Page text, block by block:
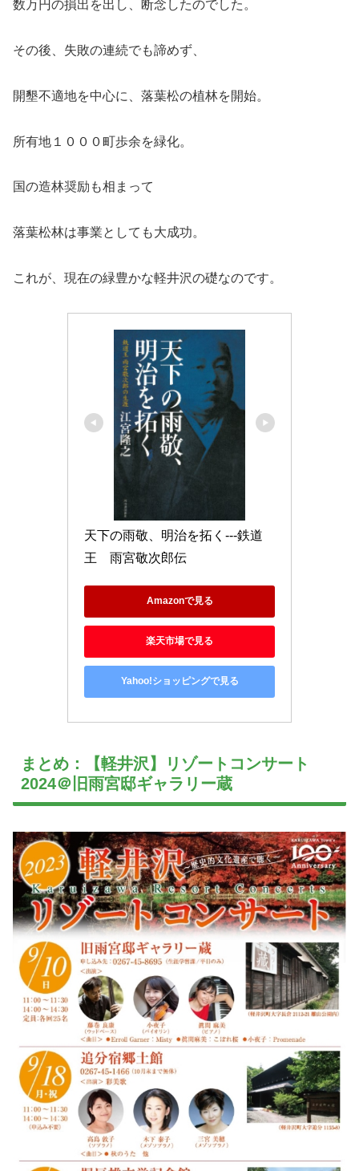
数万円の損出を出し、断念したのでした。
その後、失敗の連続でも諦めず、
開墾不適地を中心に、落葉松の植林を開始。
所有地１０００町歩余を緑化。
国の造林奨励も相まって
落葉松林は事業としても大成功。
これが、現在の緑豊かな軽井沢の礎なのです。
天下の雨敬、明治を拓く---鉄道
王　雨宮敬次郎伝
Amazonで見る
楽天市場で見る
Yahoo!ショッピングで見る
まとめ：【軽井沢】リゾートコンサート
2024＠旧雨宮邸ギャラリー蔵